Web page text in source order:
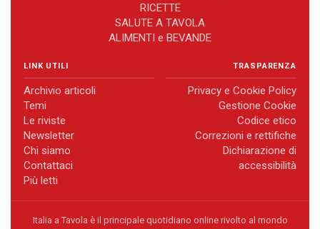
RICETTE
SALUTE A TAVOLA
ALIMENTI e BEVANDE
LINK UTILI
Archivio articoli
Temi
Le riviste
Newsletter
Chi siamo
Contattaci
Più letti
TRASPARENZA
Privacy e Cookie Policy
Gestione Cookie
Codice etico
Correzioni e rettifiche
Dichiarazione di
accessibilità
Italia a Tavola è il principale quotidiano online rivolto al mondo